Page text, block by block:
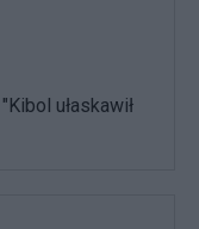
ułaskawił